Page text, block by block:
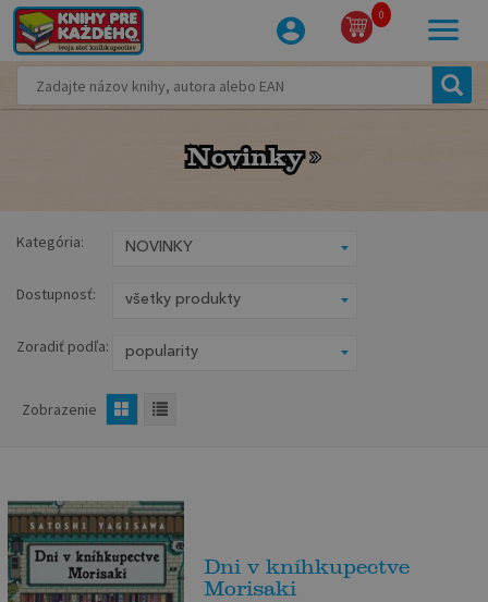
0
Novinky
Novinky
Kategória:
Dostupnosť:
Zoradiť podľa:
Zobrazenie
Dni v kníhkupectve
Morisaki